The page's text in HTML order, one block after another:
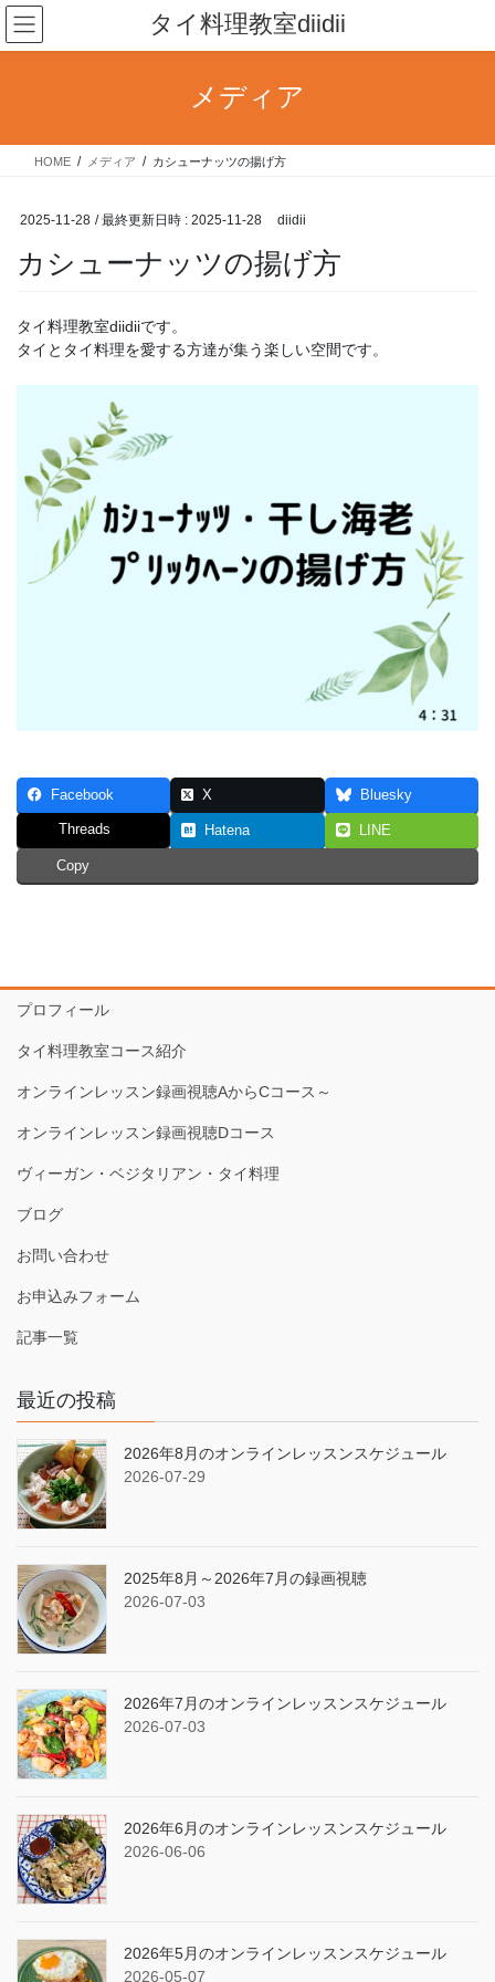
コ
ン
テ
ス
ナ
ビ
ゲ
ン
タイ料理教室diidii
メディア
HOME メディア カシューナッツの揚げ方
2025-11-28 / 最終更新日時 : 2025-11-28 diidii
カシューナッツの揚げ方
タイ料理教室diidiiです。
タイとタイ料理を愛する方達が集う楽しい空間です。
Facebook X Bluesky
Threads Hatena LINE
Copy
プロフィール
タイ料理教室コース紹介
オンラインレッスン録画視聴AからCコース～
オンラインレッスン録画視聴Dコース
ヴィーガン・ベジタリアン・タイ料理
ブログ
お問い合わせ
お申込みフォーム
記事一覧
最近の投稿
2026年8月のオンラインレッスンスケジュール
2026-07-29
2025年8月～2026年7月の録画視聴
2026-07-03
2026年7月のオンラインレッスンスケジュール
2026-07-03
2026年6月のオンラインレッスンスケジュール
2026-06-06
2026年5月のオンラインレッスンスケジュール
2026-05-07